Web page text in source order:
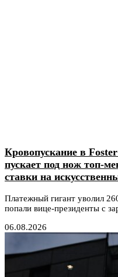
Кровопускание в
пускает под нож топ-
ставки на
Платежный гигант уволил
попали вице-президенты с
06.08.2026